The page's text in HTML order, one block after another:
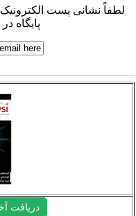
لطفاً نشانی پست الکترونیک
پایگاه در
دریافت